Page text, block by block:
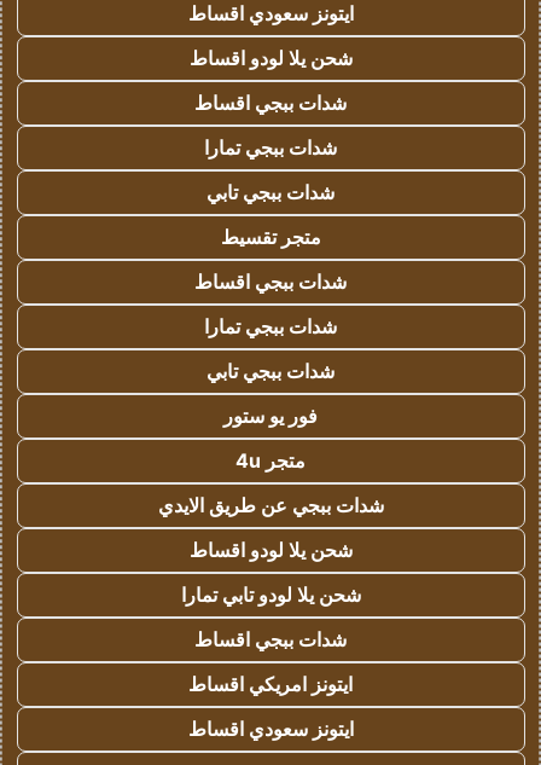
ايتونز سعودي اقساط
شحن يلا لودو اقساط
شدات ببجي اقساط
شدات ببجي تمارا
شدات ببجي تابي
متجر تقسيط
شدات ببجي اقساط
شدات ببجي تمارا
شدات ببجي تابي
فور يو ستور
متجر 4u
شدات ببجي عن طريق الايدي
شحن يلا لودو اقساط
شحن يلا لودو تابي تمارا
شدات ببجي اقساط
ايتونز امريكي اقساط
ايتونز سعودي اقساط